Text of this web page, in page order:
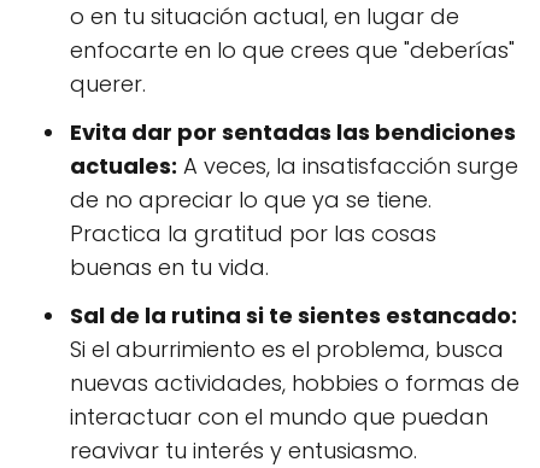
o en tu situación actual, en lugar de
enfocarte en lo que crees que "deberías"
querer.
Evita dar por sentadas las bendiciones
actuales: A veces, la insatisfacción surge
de no apreciar lo que ya se tiene.
Practica la gratitud por las cosas
buenas en tu vida.
Sal de la rutina si te sientes estancado:
Si el aburrimiento es el problema, busca
nuevas actividades, hobbies o formas de
interactuar con el mundo que puedan
reavivar tu interés y entusiasmo.